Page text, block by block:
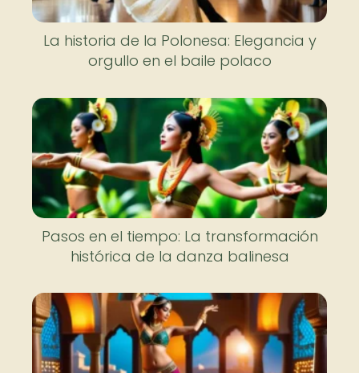
La historia de la Polonesa: Elegancia y
orgullo en el baile polaco
Pasos en el tiempo: La transformación
histórica de la danza balinesa